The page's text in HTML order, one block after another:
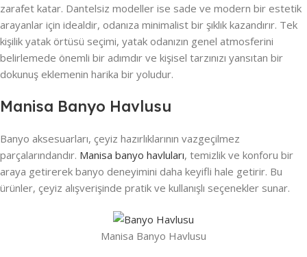
zarafet katar. Dantelsiz modeller ise sade ve modern bir estetik
arayanlar için idealdir, odanıza minimalist bir şıklık kazandırır. Tek
kişilik yatak örtüsü seçimi, yatak odanızın genel atmosferini
belirlemede önemli bir adımdır ve kişisel tarzınızı yansıtan bir
dokunuş eklemenin harika bir yoludur.
Manisa Banyo Havlusu
Banyo aksesuarları, çeyiz hazırlıklarının vazgeçilmez
parçalarındandır. Manisa banyo havluları, temizlik ve konforu bir
araya getirerek banyo deneyimini daha keyifli hale getirir. Bu
ürünler, çeyiz alışverişinde pratik ve kullanışlı seçenekler sunar.
Manisa Banyo Havlusu